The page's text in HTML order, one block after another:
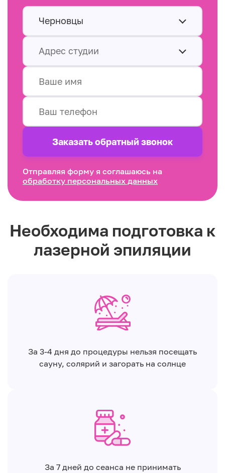
Черновцы
Адрес студии
Заказать обратный звонок
Отправляя форму я соглашаюсь на
обработку персональных данных
Необходима подготовка к
лазерной эпиляции
За 3-4 дня до процедуры нельзя посещать
сауну, солярий и загорать на солнце
За 7 дней до сеанса не принимать